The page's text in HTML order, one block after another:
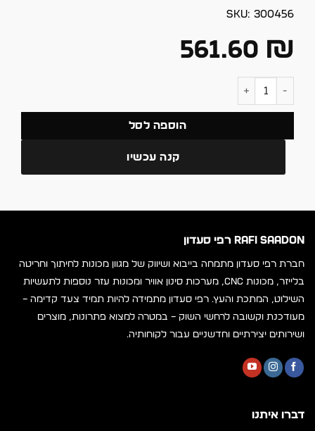
SKU: 300456
561.60 ₪
כמות של גליל אלומניום 100 מ' ral 9006 30/0.6
הוספה לסל
קנה עכשיו
RAFI SAADON רפי סעדון
חברת רפי סעדון מתמחה בייבוא ושיווק של מגוון מכונות לחיתוך וחריטה
בלייזר, מכונות CNC, מערכות סינון אוויר ומכונות עזר נוספות לתעשיות
השילוט, המתכת והעץ. רפי סעדון מתמידה להיות תמיד צעד קדימה –
מעודכנת וקשובה לרחשי השוק – במטרה למצוא פתרונות, מוצרים
ושירותים יצירתיים וחדשניים עבור לקוחותיה.
דברו איתנו